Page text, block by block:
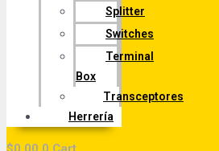
Splitter
Switches
Terminal
Box
Transceptores
Herrería